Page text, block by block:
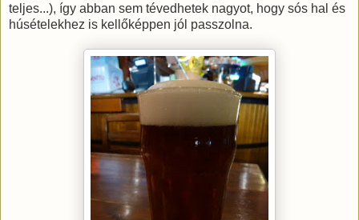
teljes...), így abban sem tévedhetek nagyot, hogy sós hal és
húsételekhez is kellőképpen jól passzolna.